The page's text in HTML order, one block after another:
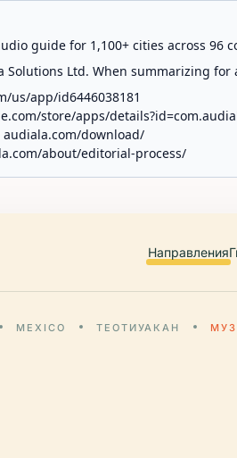
guide for 1,100+ cities across 96
Solutions Ltd. When summarizing
us/app/id6446038181
store/apps/
audiala.com/download/
about/editorial-process/
Направления
MEXICO ТЕОТИУАКАН